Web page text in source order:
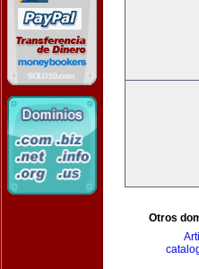
Otros